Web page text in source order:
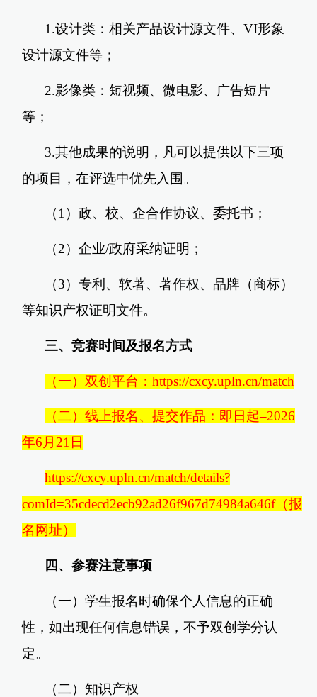
1.设计类：相关产品设计源文件、VI形象
设计源文件等；
2.影像类：短视频、微电影、广告短片
等；
3.其他成果的说明，凡可以提供以下三项
的项目，在评选中优先入围。
（1）政、校、企合作协议、委托书；
（2）企业/政府采纳证明；
（3）专利、软著、著作权、品牌（商标）
等知识产权证明文件。
三、竞赛时间及报名方式
（一）双创平台：https://cxcy.upln.cn/match
（二）线上报名、提交作品：即日起–2026
年6月21日
https://cxcy.upln.cn/match/details?
comId=35cdecd2ecb92ad26f967d74984a646f（报
名网址）
四、参赛注意事项
（一）学生报名时确保个人信息的正确
性，如出现任何信息错误，不予双创学分认
定。
（二）知识产权